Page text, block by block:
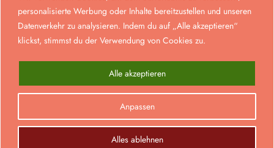
personalisierte Werbung oder Inhalte bereitzustellen und unseren
Datenverkehr zu analysieren. Indem du auf „Alle akzeptieren“
klickst, stimmst du der Verwendung von Cookies zu.
Anpassen
Alles ablehnen
Alle akzeptieren
Realisiert von
Alle Preise inkl. der gesetzlichen MwSt.